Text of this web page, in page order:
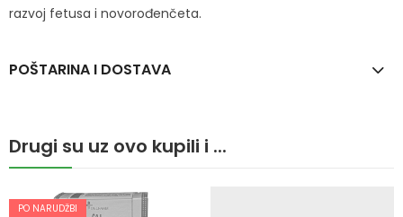
razvoj fetusa i novorođenčeta.
POŠTARINA I DOSTAVA
Drugi su uz ovo kupili i ...
PO NARUDŽBI